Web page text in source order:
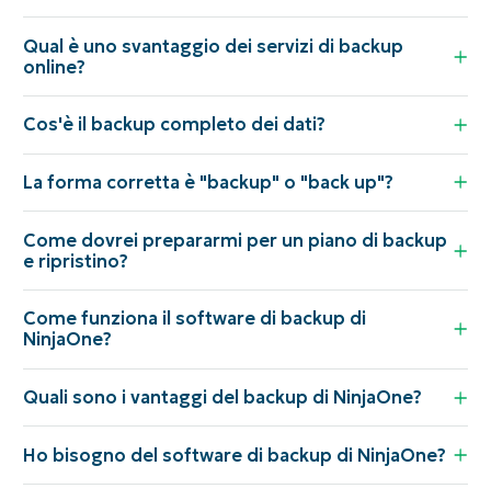
Qual è uno svantaggio dei servizi di backup
online?
Cos'è il backup completo dei dati?
La forma corretta è "backup" o "back up"?
Come dovrei prepararmi per un piano di backup
e ripristino?
Come funziona il software di backup di
NinjaOne?
Quali sono i vantaggi del backup di NinjaOne?
Ho bisogno del software di backup di NinjaOne?